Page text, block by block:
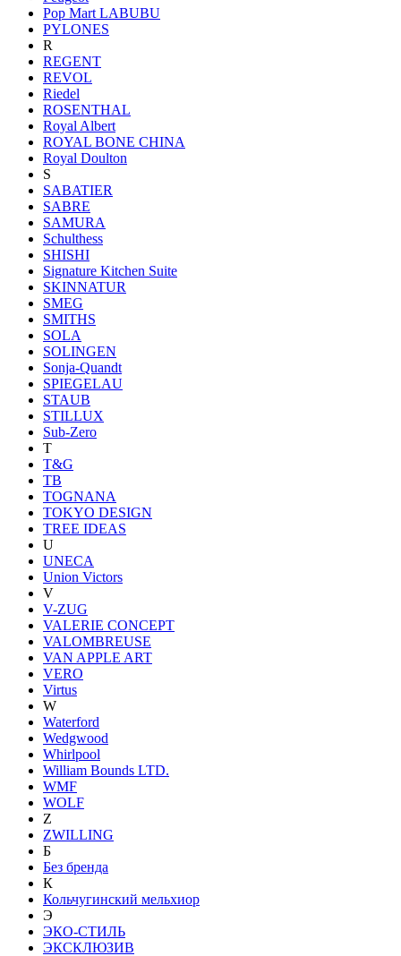
Pop Mart LABUBU
PYLONES
R
REGENT
REVOL
Riedel
ROSENTHAL
Royal Albert
ROYAL BONE CHINA
Royal Doulton
S
SABATIER
SABRE
SAMURA
Schulthess
SHISHI
Signature Kitchen Suite
SKINNATUR
SMEG
SMITHS
SOLA
SOLINGEN
Sonja-Quandt
SPIEGELAU
STAUB
STILLUX
Sub-Zero
T
T&G
TB
TOGNANA
TOKYO DESIGN
TREE IDEAS
U
UNECA
Union Victors
V
V-ZUG
VALERIE CONCEPT
VALOMBREUSE
VAN APPLE ART
VERO
Virtus
W
Waterford
Wedgwood
Whirlpool
William Bounds LTD.
WMF
WOLF
Z
ZWILLING
Б
Без бренда
К
Кольчугинский мельхиор
Э
ЭКО-СТИЛЬ
ЭКСКЛЮЗИВ